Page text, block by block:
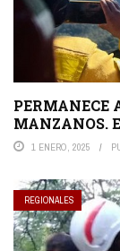
PERMANECE
MANZANOS.
1 ENERO, 2025
REGIONALES